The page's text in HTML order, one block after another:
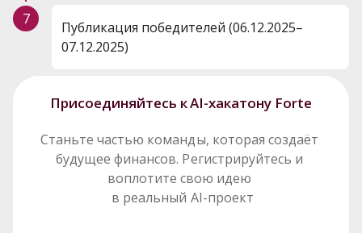
7
Публикация победителей (06.12.2025–
07.12.2025)
Присоединяйтесь к AI-хакатону Forte
Станьте частью команды, которая создаёт
будущее финансов. Регистрируйтесь и
воплотите свою идею
в реальный AI-проект